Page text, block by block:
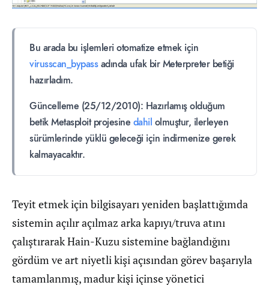
Bu arada bu işlemleri otomatize etmek için
virusscan_bypassadında ufak bir Meterpreter betiği
hazırladım.
Güncelleme (25/12/2010): Hazırlamış olduğum
betik Metasploit projesine dahil olmuştur, ilerleyen
sürümlerinde yüklü geleceği için indirmenize gerek
kalmayacaktır.
Teyit etmek için bilgisayarı yeniden başlattığımda
sistemin açılır açılmaz arka kapıyı/truva atını
çalıştırarak Hain-Kuzu sistemine bağlandığını
gördüm ve art niyetli kişi açısından görev başarıyla
tamamlanmış, madur kişi içinse yönetici